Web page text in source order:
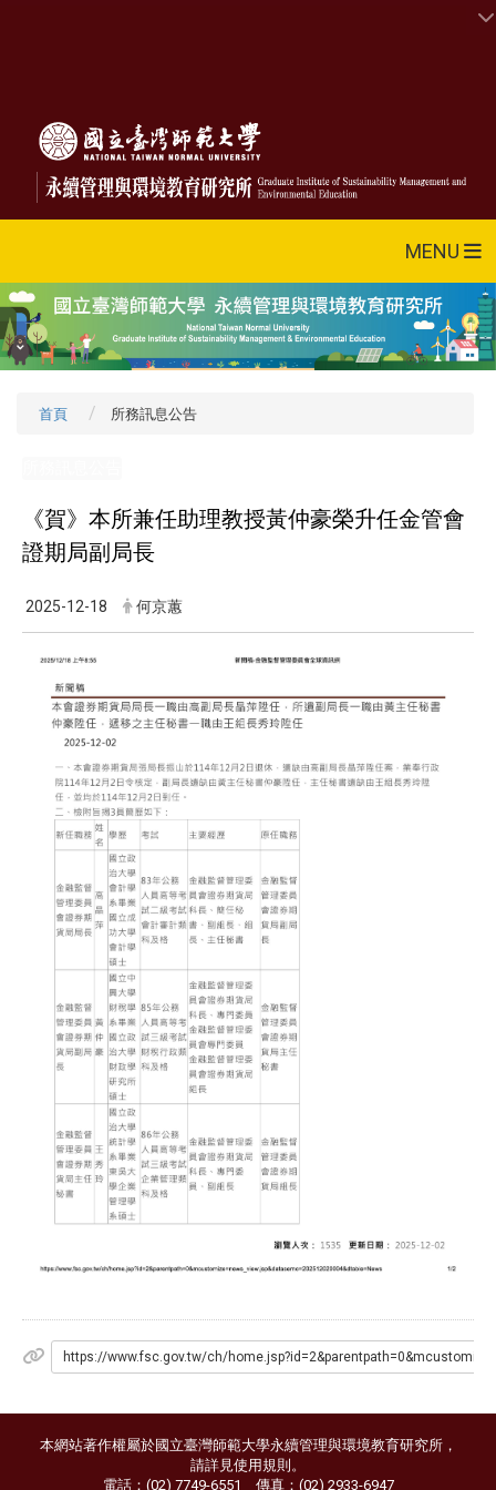
MENU
首頁 所務訊息公告
《賀》本所兼任助理教授黃仲豪榮升任金管會
證期局副局長
2025-12-18 何京蕙
https://www.fsc.gov.tw/ch/
本網站著作權屬於國立臺灣師範大學永續管理與環境教育研究所，
請詳見 使用規則 。
電話：(02) 7749-6551 傳真：(02) 2933-6947